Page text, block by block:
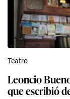
Teatro
Leoncio
que escribió